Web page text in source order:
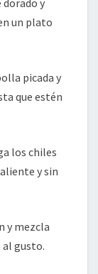
y
un plato
picada y
que estén
los chiles
y sin
y mezcla
gusto.